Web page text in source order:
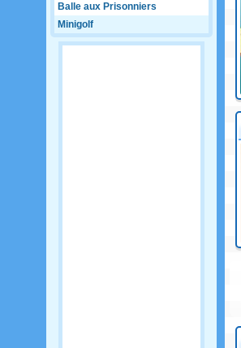
Balle aux Prisonniers
Minigolf